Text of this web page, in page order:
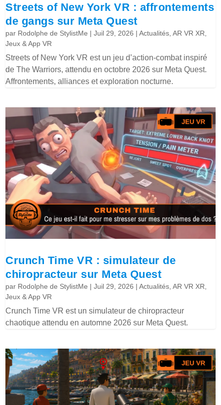
Streets of New York VR : affrontements
de gangs sur Meta Quest
par Rodolphe de StylistMe |Juil 29, 2026 |Actualités ,AR VR XR
Jeux & App VR
Streets of New York VR est un jeu d’action-combat inspiré
de The Warriors, attendu en octobre 2026 sur Meta Quest.
Affrontements, alliances et exploration nocturne.
Crunch Time VR : simulateur de
chiropracteur sur Meta Quest
par Rodolphe de StylistMe |Juil 29, 2026 |Actualités ,AR VR XR
Jeux & App VR
Crunch Time VR est un simulateur de chiropracteur
chaotique attendu en automne 2026 sur Meta Quest.